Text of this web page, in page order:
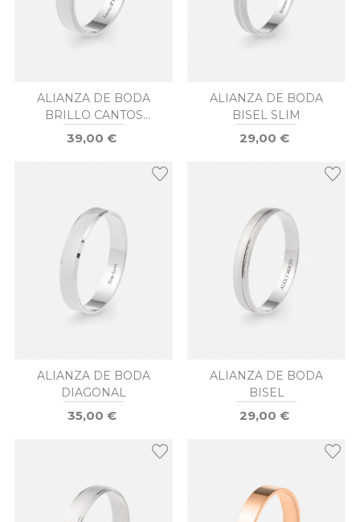
ALIANZA DE BODA
BRILLO CANTOS
LABRADOS
39,00 €
ALIANZA DE BODA
BISEL SLIM
29,00 €
ALIANZA DE BODA
DIAGONAL
35,00 €
ALIANZA DE BODA
BISEL
29,00 €